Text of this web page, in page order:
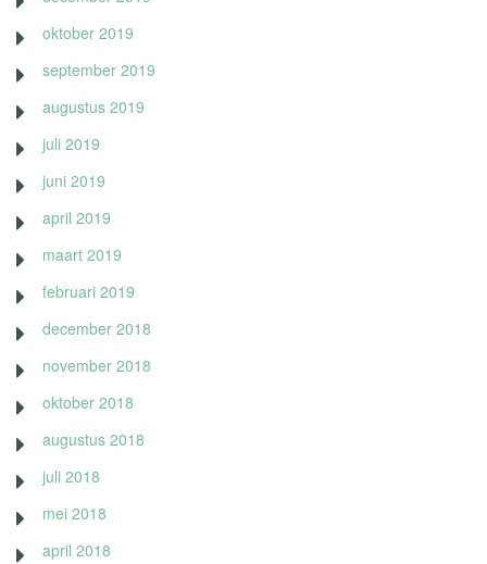
oktober 2019
september 2019
augustus 2019
juli 2019
juni 2019
april 2019
maart 2019
februari 2019
december 2018
november 2018
oktober 2018
augustus 2018
juli 2018
mei 2018
april 2018